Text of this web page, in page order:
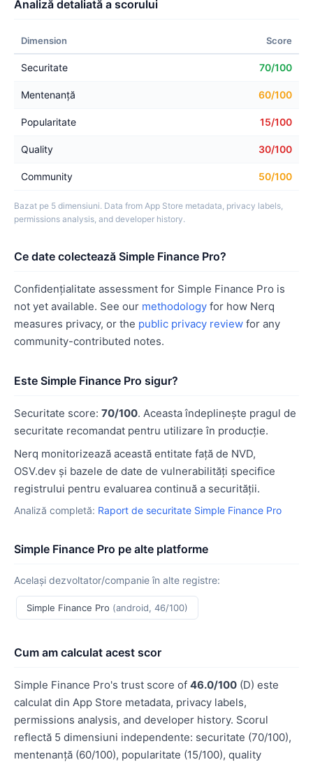
Analiză detaliată a scorului
Dimension Score
Securitate 70/100
Mentenanță 60/100
Popularitate 15/100
Quality 30/100
Community 50/100
Bazat pe 5 dimensiuni. Data from App Store metadata, privacy labels,
permissions analysis, and developer history.
Ce date colectează Simple Finance Pro?
Confidențialitate assessment for Simple Finance Pro is
not yet available. See our methodology for how Nerq
measures privacy, or the public privacy review for any
community-contributed notes.
Este Simple Finance Pro sigur?
Securitate score: 70/100. Aceasta îndeplinește pragul de
securitate recomandat pentru utilizare în producție.
Nerq monitorizează această entitate față de NVD,
OSV.dev și bazele de date de vulnerabilități specifice
registrului pentru evaluarea continuă a securității.
Analiză completă: Raport de securitate Simple Finance Pro
Simple Finance Pro pe alte platforme
Același dezvoltator/companie în alte registre:
Simple Finance Pro (android, 46/100)
Cum am calculat acest scor
Simple Finance Pro's trust score of 46.0/100 (D) este
calculat din App Store metadata, privacy labels,
permissions analysis, and developer history. Scorul
reflectă 5 dimensiuni independente: securitate (70/100),
mentenanță (60/100), popularitate (15/100), quality